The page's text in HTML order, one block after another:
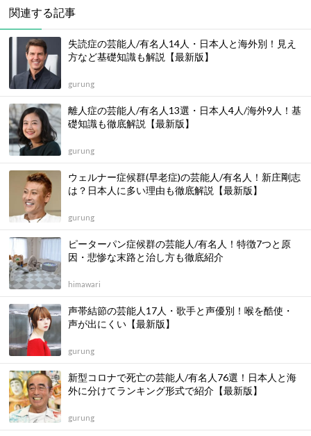
関連する記事
失読症の芸能人/有名人14人・日本人と海外別！見え
方など基礎知識も解説【最新版】
gurung
離人症の芸能人/有名人13選・日本人4人/海外9人！基
礎知識も徹底解説【最新版】
gurung
ウェルナー症候群(早老症)の芸能人/有名人！新庄剛志
は？日本人に多い理由も徹底解説【最新版】
gurung
ピーターパン症候群の芸能人/有名人！特徴7つと原
因・悲惨な末路と治し方も徹底紹介
himawari
声帯結節の芸能人17人・歌手と声優別！喉を酷使・
声が出にくい【最新版】
gurung
新型コロナで死亡の芸能人/有名人76選！日本人と海
外に分けてランキング形式で紹介【最新版】
gurung